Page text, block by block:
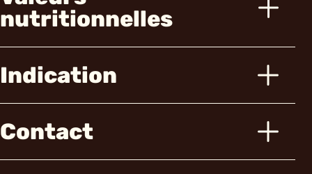
nutritionnelles
Indication
Contact